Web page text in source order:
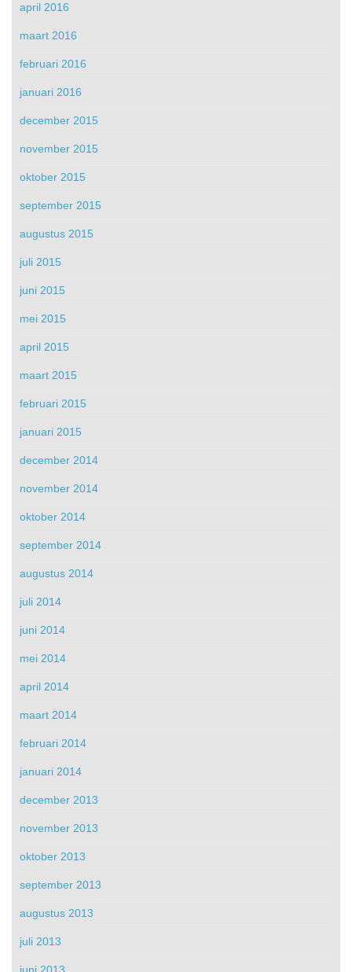
april 2016
maart 2016
februari 2016
januari 2016
december 2015
november 2015
oktober 2015
september 2015
augustus 2015
juli 2015
juni 2015
mei 2015
april 2015
maart 2015
februari 2015
januari 2015
december 2014
november 2014
oktober 2014
september 2014
augustus 2014
juli 2014
juni 2014
mei 2014
april 2014
maart 2014
februari 2014
januari 2014
december 2013
november 2013
oktober 2013
september 2013
augustus 2013
juli 2013